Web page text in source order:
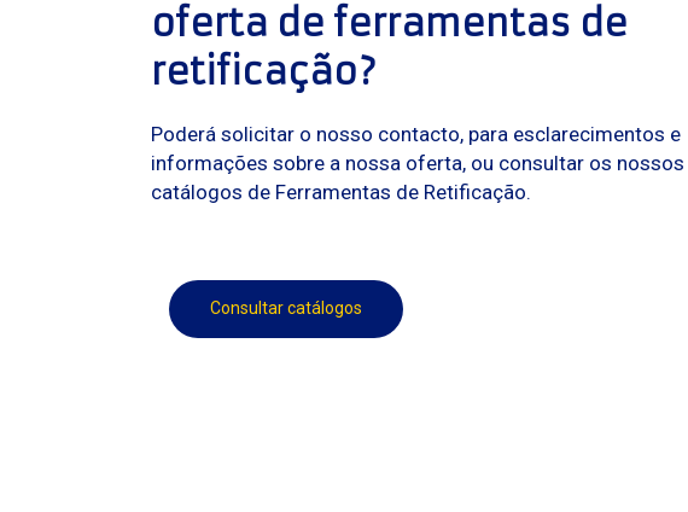
oferta de ferramentas de
retificação?
Poderá solicitar o nosso contacto, para esclarecimentos e
informações sobre a nossa oferta, ou consultar os nossos
catálogos de Ferramentas de Retificação.
Consultar catálogos